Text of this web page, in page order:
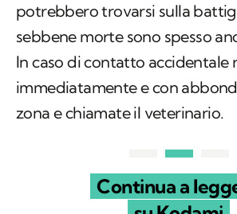
potrebbero trovarsi sulla
sebbene morte sono spesso
In caso di contatto accidentale
immediatamente e con
zona e chiamate il veterinario.
Continua a